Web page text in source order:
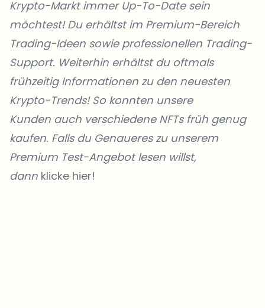
Krypto-Markt immer Up-To-Date sein
möchtest! Du erhältst im Premium-Bereich
Trading-Ideen sowie professionellen Trading-
Support. Weiterhin erhältst du oftmals
frühzeitig Informationen zu den neuesten
Krypto-Trends! So konnten unsere
Kunden auch verschiedene NFTsfrüh genug
kaufen. Falls du Genaueres zu unserem
Premium Test-Angebot lesen willst,
dann klicke hier!